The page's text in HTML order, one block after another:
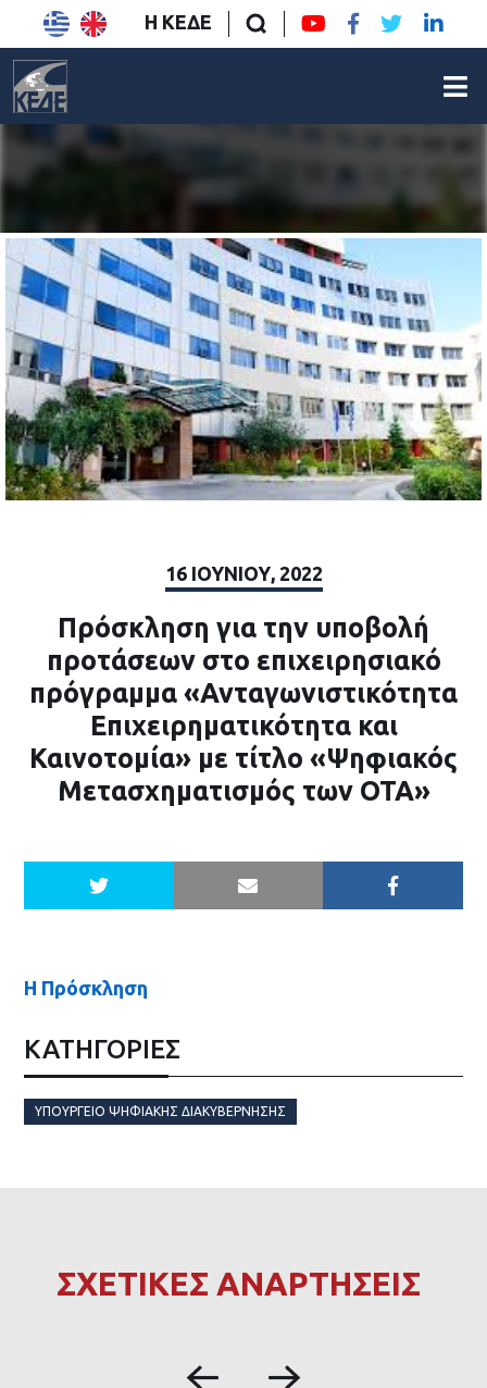
Η ΚΕΔΕ
16 ΙΟΥΝΊΟΥ, 2022
Πρόσκληση για την υποβολή
προτάσεων στο επιχειρησιακό
πρόγραμμα «Ανταγωνιστικότητα
Επιχειρηματικότητα και
Καινοτομία» με τίτλο «Ψηφιακός
Μετασχηματισμός των ΟΤΑ»
Η Πρόσκληση
ΚΑΤΗΓΟΡΙΕΣ
ΥΠΟΥΡΓΕΊΟ ΨΗΦΙΑΚΉΣ ΔΙΑΚΥΒΈΡΝΗΣΗΣ
ΣΧΕΤΙΚΕΣ ΑΝΑΡΤΗΣΕΙΣ